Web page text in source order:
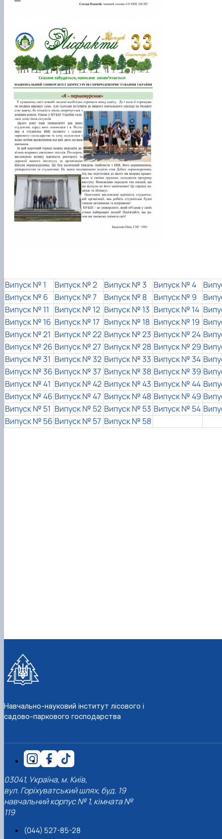
Випуск № 1 Випуск № 2 Випуск № 3 Випуск № 4
Випуск № 6
Випуск № 7 Випуск № 8 Випуск № 9
Випуск № 11 Випуск № 12 Випуск № 13 Випуск № 14
Випуск № 16 Випуск № 17 Випуск № 18 Випуск № 19
Випуск № 21 Випуск № 22 Випуск № 23 Випуск № 24
Випуск № 26 Випуск № 27 Випуск № 28 Випуск № 29
Випуск № 31 Випуск № 32 Випуск № 33 Випуск № 34
Випуск № 36 Випуск № 37 Випуск № 38 Випуск № 39
Випуск № 41 Випуск № 42 Випуск № 43 Випуск № 44
Випуск № 46 Випуск № 47 Випуск № 48 Випуск № 49
Випуск № 51 Випуск № 52 Випуск № 53 Випуск № 54
Випуск № 56 Випуск № 57 Випуск № 58
Навчально-науковий інститут лісового і
садово-паркового господарства
03041, Україна, м. Київ,
вул. Горіхуватський шлях, буд. 19
навчальний корпус № 1, кімната №
119
(044) 527-85-28